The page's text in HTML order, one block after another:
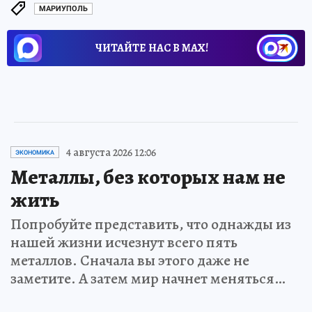
МАРИУПОЛЬ
ЧИТАЙТЕ НАС В МАХ!
ЭКОНОМИКА 4 августа 2026 12:06
Металлы, без которых нам не
жить
Попробуйте представить, что однажды из
нашей жизни исчезнут всего пять
металлов. Сначала вы этого даже не
заметите. А затем мир начнет меняться…